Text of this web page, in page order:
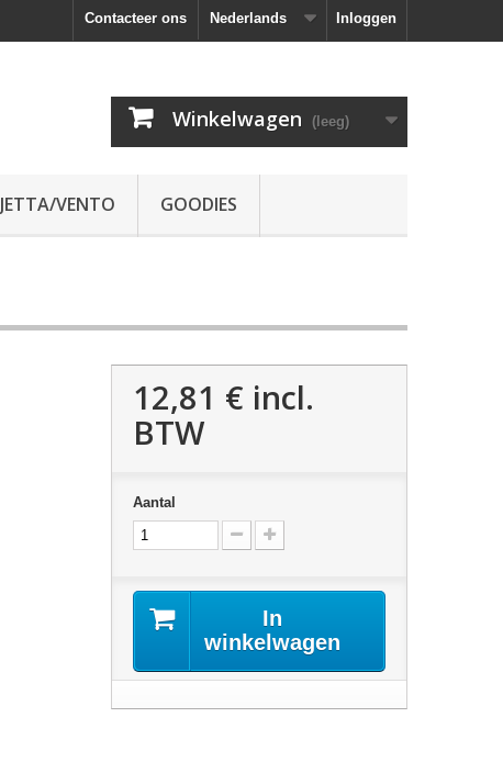
Inloggen
Nederlands
Contacteer ons
Winkelwagen (leeg)
JETTA/VENTO GOODIES
12,81 € incl.
BTW
Aantal
In
winkelwagen